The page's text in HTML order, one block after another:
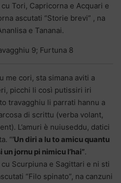
Tori, Capricorna e Acquari e
ascutati “Storie brevi” , na
e Tananai.
9; Furtuna 8
me cori, sta simana aviti a
picchi li così putissiri iri
travagghiu li parrati hannu a
di scrittu (verba volant,
L’amuri è nuiuseddu, datici
“’Un diri a lu to amicu quantu
un jornu pi nimicu l’hai”.
Scurpiuna e Sagittari e ni sti
“Filo spinato”, na canzuni